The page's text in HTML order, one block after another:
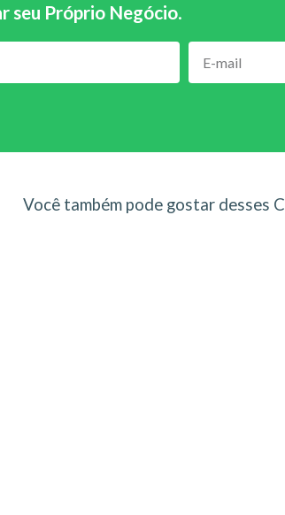
seu Próprio Negócio.
Você também pode gostar desses